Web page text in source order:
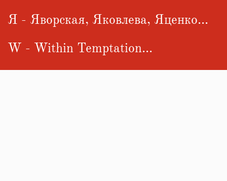
Я - Яворская, Яковлева, Яценко...
W - Within Temptation...